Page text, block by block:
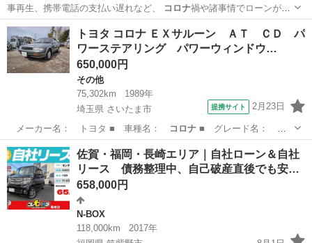
事再生、携帯電話の支払い遅れなど、
コロナ禍や諸事情でローンが組
めなくなった方の…
福岡 大野城市 N-BOX
トヨタ コロナ ＥＸサルーン ＡＴ ＣＤ パ
ワーステアリング パワーウィンドウ…
650,000円
その他
75,302km
1989年
埼玉県 さいたま市
提携サイト 2月23日
メーカー名： トヨタ ■ 車種名： コロナ■ グレード名： Ｅ
Ｘサルーン ＡＴ…
埼玉 さいたま市 その他
佐賀・福岡・長崎エリア｜自社ローン＆自社
リース 債務整理中、自己破産直後でも安…
658,000円
N-BOX
118,000km
2017年